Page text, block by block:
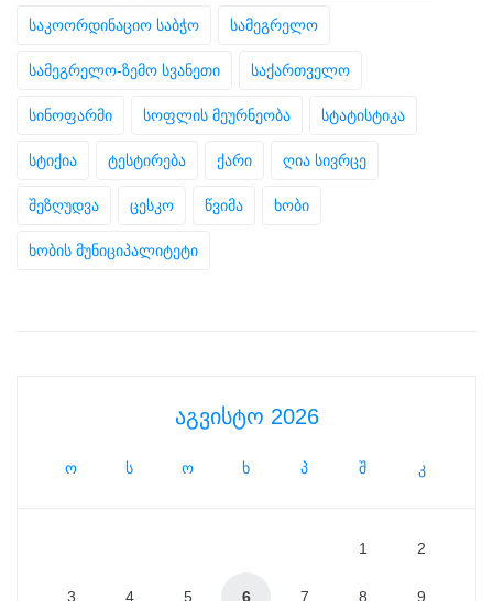
საკოორდინაციო საბჭო სამეგრელო
სამეგრელო-ზემო სვანეთი საქართველო
სინოფარმი სოფლის მეურნეობა სტატისტიკა
სტიქია ტესტირება ქარი ღია სივრცე
შეზღუდვა ცესკო წვიმა ხობი
ხობის მუნიციპალიტეტი
აგვისტო 2026
ო ს ო ხ პ შ კ
1 2
3 4 5 6 7 8 9